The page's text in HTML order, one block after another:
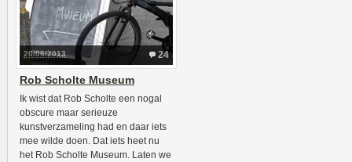
24
20/06/2013
Rob Scholte Museum
Ik wist dat Rob Scholte een nogal
obscure maar serieuze
kunstverzameling had en daar iets
mee wilde doen. Dat iets heet nu
het Rob Scholte Museum. Laten we